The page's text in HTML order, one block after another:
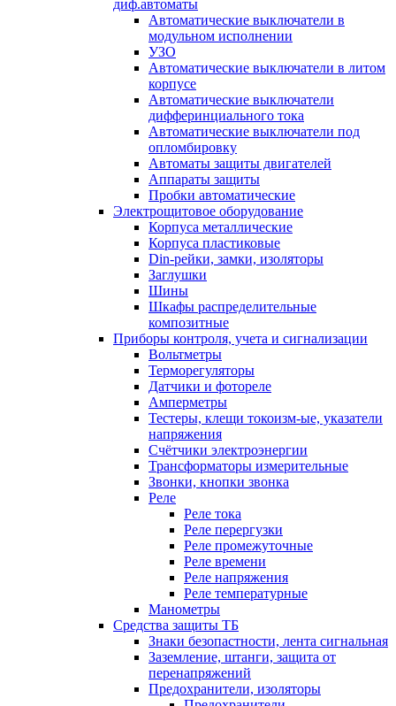
диф.автоматы
Автоматические выключатели в
модульном исполнении
УЗО
Автоматические выключатели в литом
корпусе
Автоматические выключатели
дифферинциального тока
Автоматические выключатели под
опломбировку
Автоматы защиты двигателей
Аппараты защиты
Пробки автоматические
Электрощитовое оборудование
Корпуса металлические
Корпуса пластиковые
Din-рейки, замки, изоляторы
Заглушки
Шины
Шкафы распределительные
композитные
Приборы контроля, учета и сигнализации
Вольтметры
Терморегуляторы
Датчики и фотореле
Амперметры
Тестеры, клещи токоизм-ые, указатели
напряжения
Счётчики электроэнергии
Трансформаторы измерительные
Звонки, кнопки звонка
Реле
Реле тока
Реле перергузки
Реле промежуточные
Реле времени
Реле напряжения
Реле температурные
Манометры
Средства защиты ТБ
Знаки безопастности, лента сигнальная
Заземление, штанги, защита от
перенапряжений
Предохранители, изоляторы